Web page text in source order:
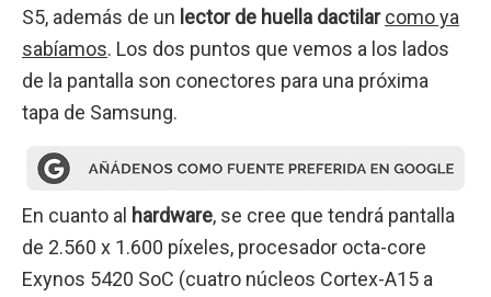
S5, además de un lector de huella dactilarcomo ya
sabíamos. Los dos puntos que vemos a los lados
de la pantalla son conectores para una próxima
tapa de Samsung.
En cuanto al hardware, se cree que tendrá pantalla
de 2.560 x 1.600 píxeles, procesador octa-core
Exynos 5420 SoC (cuatro núcleos Cortex-A15 a